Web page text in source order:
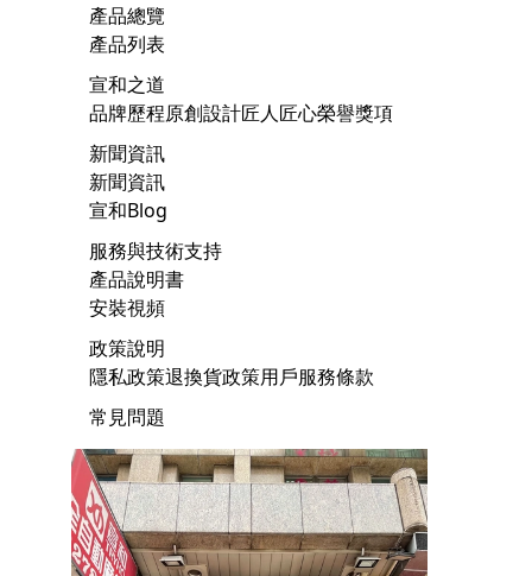
產品總覽
產品列表
宣和之道
品牌歷程原創設計匠人匠心榮譽獎項
新聞資訊
新聞資訊
宣和Blog
服務與技術支持
產品說明書
安裝視頻
政策說明
隱私政策退換貨政策用戶服務條款
常見問題